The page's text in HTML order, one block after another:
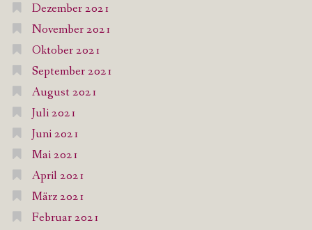
Dezember 2021
November 2021
Oktober 2021
September 2021
August 2021
Juli 2021
Juni 2021
Mai 2021
April 2021
März 2021
Februar 2021